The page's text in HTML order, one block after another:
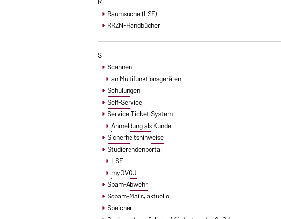
Raumsuche (LSF)
RRZN-Handbücher
S
Scannen
an Multifunktionsgeräten
Schulungen
Self-Service
Service-Ticket-System
Anmeldung als Kunde
Sicherheitshinweise
Studierendenportal
LSF
myOVGU
Spam-Abwehr
Sspam-Mails, aktuelle
Speicher